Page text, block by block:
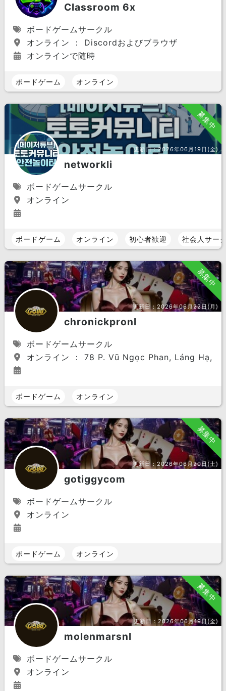
Classroom 6x
ボードゲームサークル
オンライン ： Discordおよびブラウザ
オンラインで随時
ボードゲーム オンライン
募集中
更新日：2026年06月19日(金)
networkli
ボードゲームサークル
オンライン
ボードゲーム オンライン 初心者歓迎 社会人サー
募集中
更新日：2026年06月22日(月)
chronickpronl
ボードゲームサークル
オンライン ： 78 P. Vũ Ngọc Phan, Láng Hạ,
ボードゲーム オンライン
募集中
更新日：2026年06月20日(土)
gotiggycom
ボードゲームサークル
オンライン
ボードゲーム オンライン
募集中
更新日：2026年06月19日(金)
molenmarsnl
ボードゲームサークル
オンライン